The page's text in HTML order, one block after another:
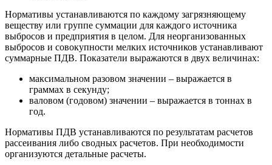
Нормативы устанавливаются по каждому загрязняющему
веществу или группе суммации для каждого источника
выбросов и предприятия в целом. Для неорганизованных
выбросов и совокупности мелких источников устанавливают
суммарные ПДВ. Показатели выражаются в двух величинах:
максимальном разовом значении – выражается в
граммах в секунду;
валовом (годовом) значении – выражается в тоннах в
год.
Нормативы ПДВ устанавливаются по результатам расчетов
рассеивания либо сводных расчетов. При необходимости
организуются детальные расчеты.